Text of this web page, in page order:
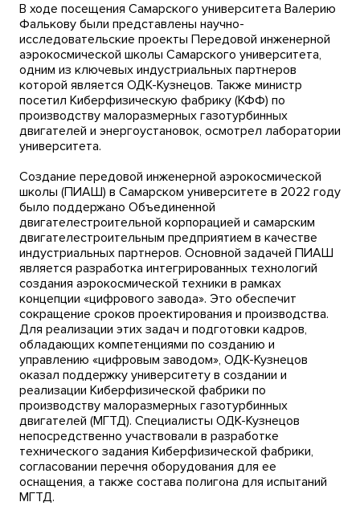
В ходе посещения Самарского университета Валерию
Фалькову были представлены научно-
исследовательские проекты Передовой инженерной
аэрокосмической школы Самарского университета,
одним из ключевых индустриальных партнеров
которой является ОДК-Кузнецов. Также министр
посетил Киберфизическую фабрику (КФФ) по
производству малоразмерных газотурбинных
двигателей и энергоустановок, осмотрел лаборатории
университета.
Создание передовой инженерной аэрокосмической
школы (ПИАШ) в Самарском университете в 2022 году
было поддержано Объединенной
двигателестроительной корпорацией и самарским
двигателестроительным предприятием в качестве
индустриальных партнеров. Основной задачей ПИАШ
является разработка интегрированных технологий
создания аэрокосмической техники в рамках
концепции «цифрового завода». Это обеспечит
сокращение сроков проектирования и производства.
Для реализации этих задач и подготовки кадров,
обладающих компетенциями по созданию и
управлению «цифровым заводом», ОДК-Кузнецов
оказал поддержку университету в создании и
реализации Киберфизической фабрики по
производству малоразмерных газотурбинных
двигателей (МГТД). Специалисты ОДК-Кузнецов
непосредственно участвовали в разработке
технического задания Киберфизической фабрики,
согласовании перечня оборудования для ее
оснащения, а также состава полигона для испытаний
МГТД.